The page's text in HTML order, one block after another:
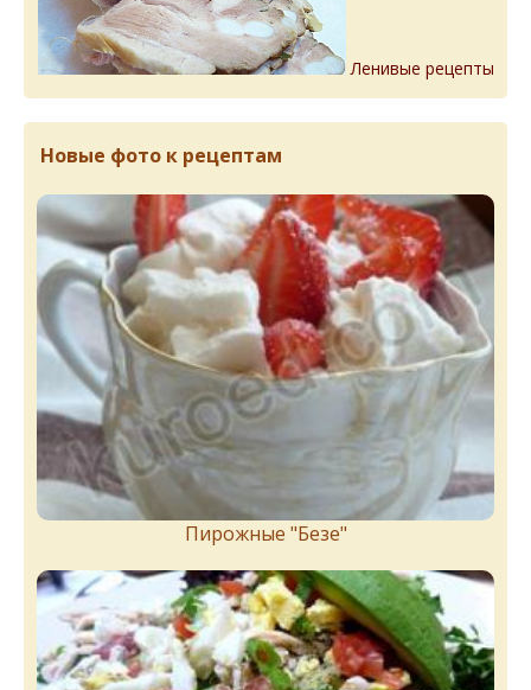
Ленивые рецепты
Новые фото к рецептам
Пирожныe "Бeзe"